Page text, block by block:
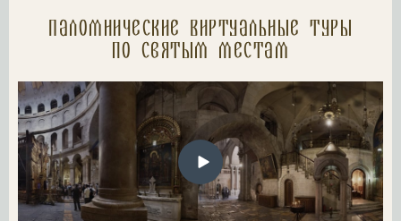
Паломнические Виртуальные туры
по святым местам